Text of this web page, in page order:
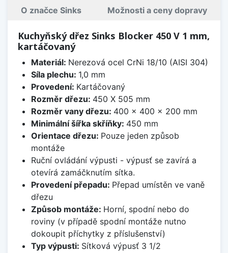
O značce Sinks Možnosti a ceny dopravy
Kuchyňský dřez Sinks Blocker 450 V 1 mm,
kartáčovaný
Materiál: Nerezová ocel CrNi 18/10 (AISI 304)
Síla plechu: 1,0 mm
Provedení: Kartáčovaný
Rozměr dřezu: 450 X 505 mm
Rozměr vany dřezu: 400 x 400 x 200 mm
Minimální šířka skříňky: 450 mm
Orientace dřezu: Pouze jeden způsob
montáže
Ruční ovládání výpusti - výpusť se zavírá a
otevírá zamáčknutím sítka.
Provedení přepadu: Přepad umístěn ve vaně
dřezu
Způsob montáže: Horní, spodní nebo do
roviny (v případě spodní montáže nutno
dokoupit příchytky z příslušenství)
Typ výpusti: Sítková výpusť 3 1/2